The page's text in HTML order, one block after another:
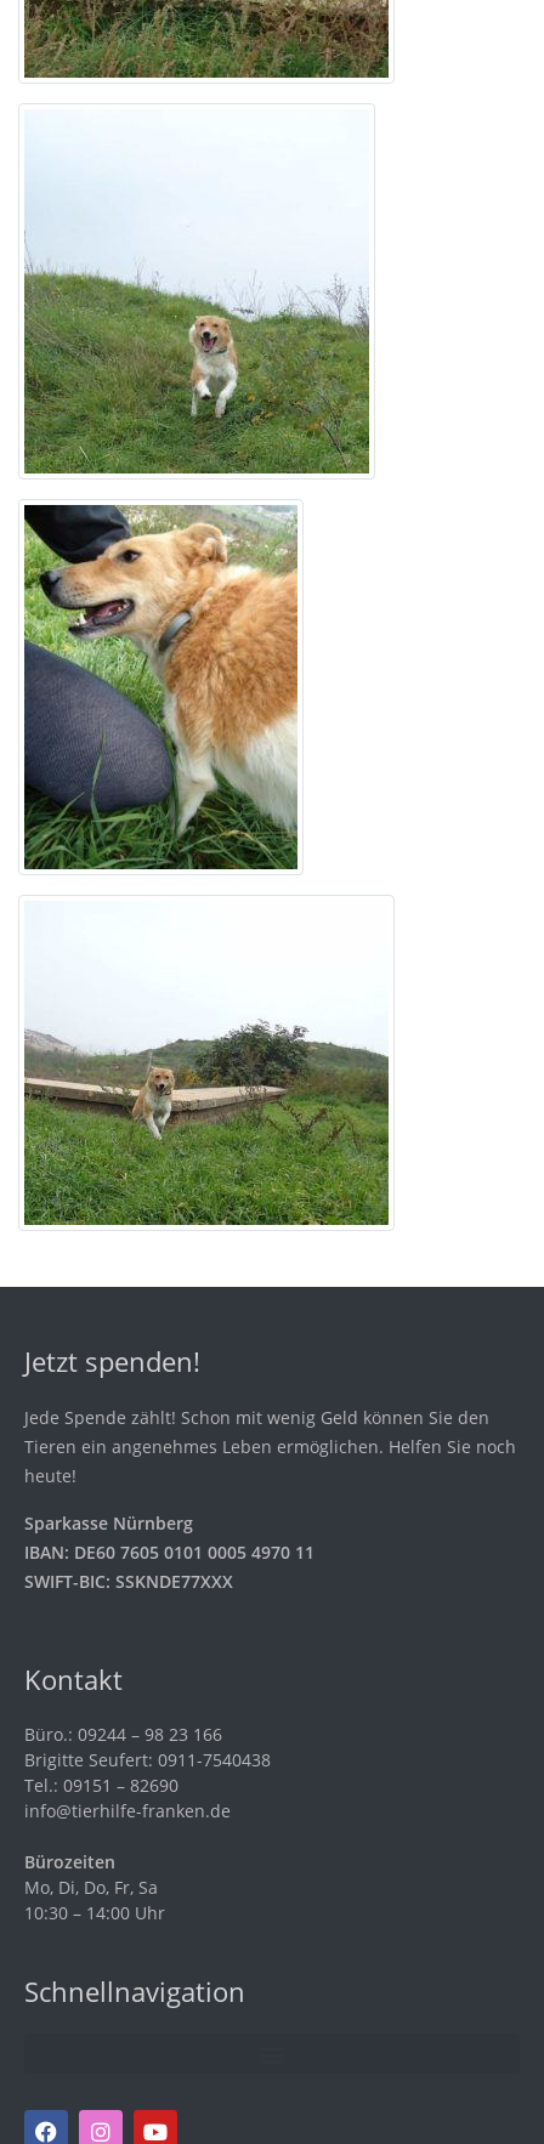
Jetzt spenden!
Jede Spende zählt! Schon mit wenig Geld können Sie den
Tieren ein angenehmes Leben ermöglichen. Helfen Sie noch
heute!
Sparkasse Nürnberg
IBAN: DE60 7605 0101 0005 4970 11
SWIFT-BIC: SSKNDE77XXX
Kontakt
Büro.: 09244 – 98 23 166
Brigitte Seufert: 0911-7540438
Tel.: 09151 – 82690
info@tierhilfe-franken.de
Bürozeiten
Mo, Di, Do, Fr, Sa
10:30 – 14:00 Uhr
Schnellnavigation